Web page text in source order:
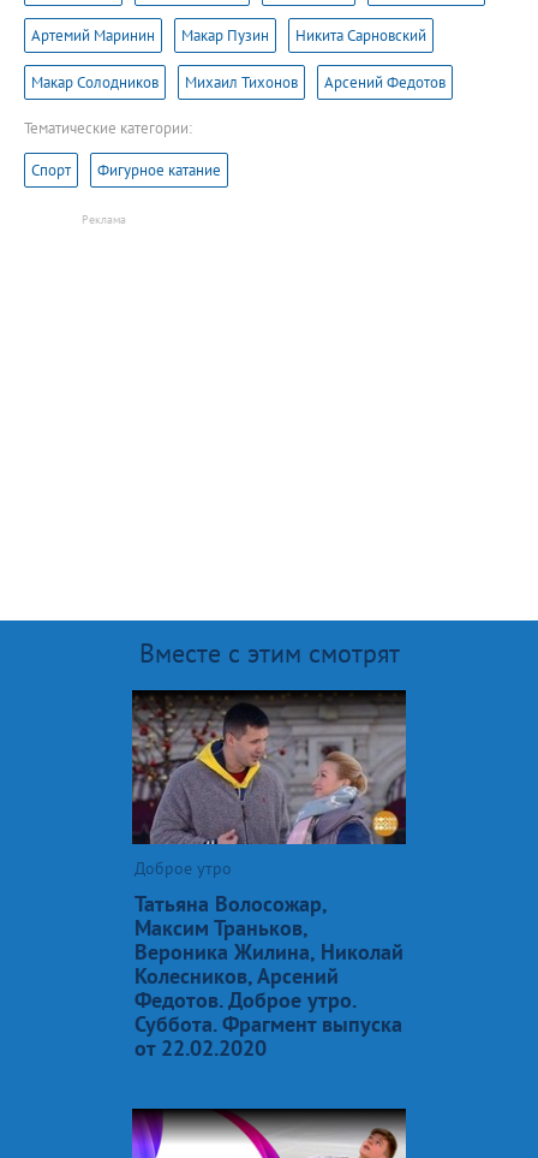
Артемий Маринин Макар Пузин Никита Сарновский
Макар Солодников Михаил Тихонов Арсений Федотов
Тематические категории:
Спорт Фигурное катание
Вместе с этим смотрят
Доброе утро
Татьяна Волосожар,
Максим Траньков,
Вероника Жилина, Николай
Колесников, Арсений
Федотов. Доброе утро.
Суббота. Фрагмент выпуска
от 22.02.2020